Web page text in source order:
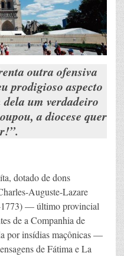
outra ofensiva
prodigioso aspecto
um verdadeiro
a diocese quer
dotado de dons
Auguste-Lazare
— último provincial
de a Companhia de
por insídias maçônicas —
de Fátima e La